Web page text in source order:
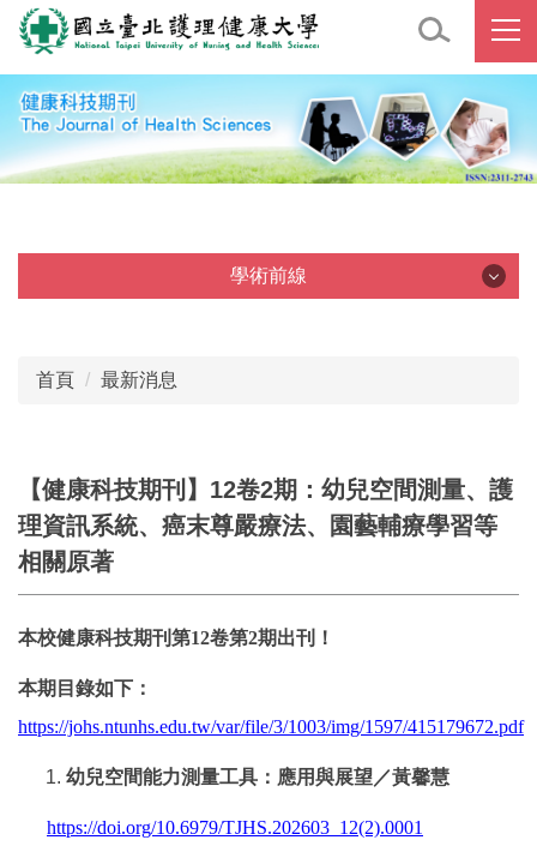
跳
到
主
要
內
容
學術前線
首頁 最新消息
【健康科技期刊】12卷2期：幼兒空間測量、護
理資訊系統、癌末尊嚴療法、園藝輔療學習等
相關原著
本校健康科技期刊第12卷第2期出刊！
本期目錄如下：
https://johs.ntunhs.edu.tw/var/file/3/1003/img/1597/415179672.pdf
幼兒空間能力測量工具：應用與展望／黃馨慧
https://doi.org/10.6979/TJHS.202603_12(2).0001